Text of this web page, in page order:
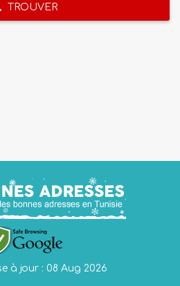
TROUVER
à jour : 08 Aug 2026